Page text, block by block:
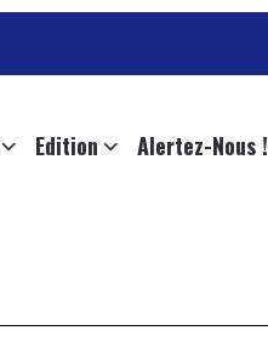
Edition Alertez-Nous !